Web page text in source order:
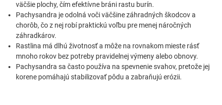
väčšie plochy, čím efektívne bráni rastu burín.
Pachysandra je odolná voči väčšine záhradných škodcov a
chorôb, čo z nej robí praktickú voľbu pre menej náročných
záhradkárov.
Rastlina má dlhú životnosť a môže na rovnakom mieste rásť
mnoho rokov bez potreby pravidelnej výmeny alebo obnovy.
Pachysandra sa často používa na spevnenie svahov, pretože jej
korene pomáhajú stabilizovať pôdu a zabraňujú erózii.